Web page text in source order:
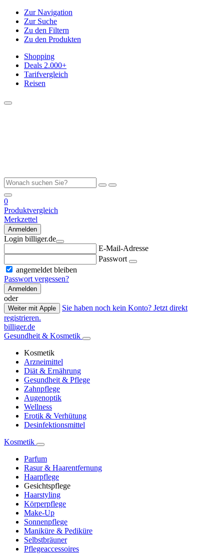
Zur Navigation
Zur Suche
Zu den Filtern
Zu den Produkten
Shopping
Deals 2.000+
Tarifvergleich
Reisen
0
Produktvergleich
Merkzettel
Anmelden
Login billiger.de
E-Mail-Adresse
Passwort
angemeldet bleiben
Passwort vergessen?
Anmelden
oder
Weiter mit Apple
Sie haben noch kein Konto? Jetzt direkt
registrieren.
billiger.de
Gesundheit & Kosmetik
Kosmetik
Arzneimittel
Diät & Ernährung
Gesundheit & Pflege
Zahnpflege
Augenoptik
Wellness
Erotik & Verhütung
Desinfektionsmittel
Kosmetik
Parfum
Rasur & Haarentfernung
Haarpflege
Gesichtspflege
Haarstyling
Körperpflege
Make-Up
Sonnenpflege
Maniküre & Pediküre
Selbstbräuner
Pflegeaccessoires